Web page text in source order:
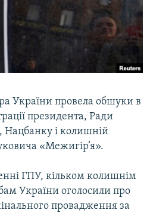
України провела обшуки в
президента, Ради
Нацбанку і колишній
«Межигір’я».
ГПУ, кільком колишнім
України оголосили про
провадження за